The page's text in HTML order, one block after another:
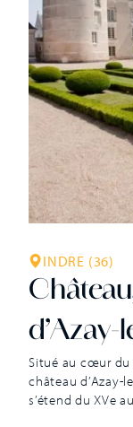
INDRE (36)
d’Azay-
Situé au cœur du
château d’Azay-
s’étend du XVe